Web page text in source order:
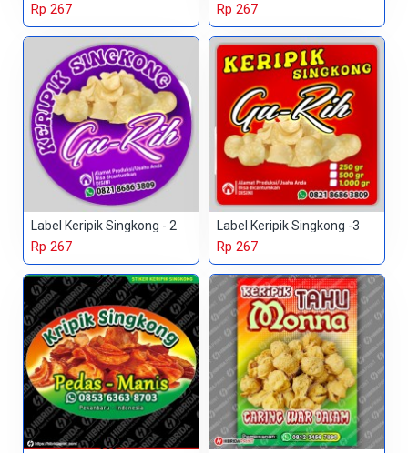
Rp 267 Rp 267
Label Keripik Singkong - 2
Rp 267
Label Keripik Singkong -3
Rp 267